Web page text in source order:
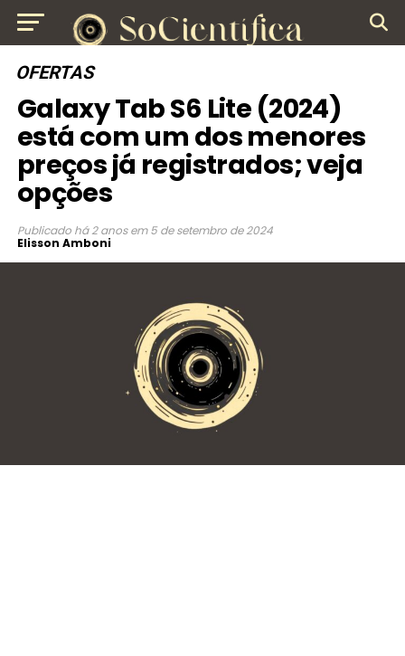
OFERTAS
Galaxy Tab S6 Lite (2024)
está com um dos menores
preços já registrados; veja
opções
Publicado há 2 anos em 5 de setembro de 2024
Elisson Amboni